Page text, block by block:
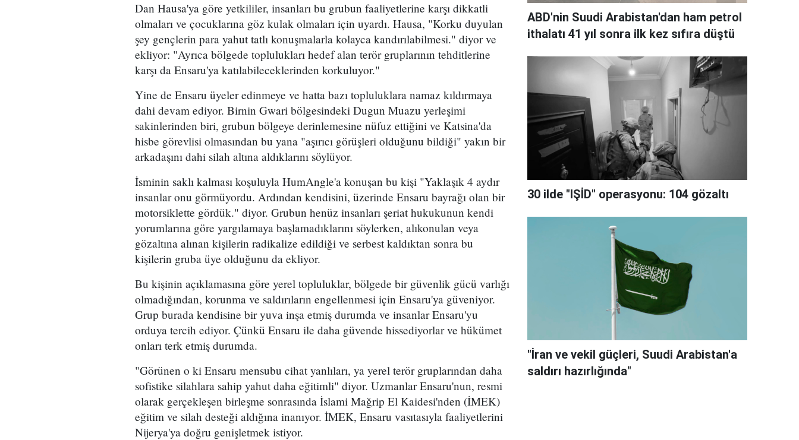
Dan Hausa'ya göre yetkililer, insanları bu grubun faaliyetlerine karşı dikkatli
olmaları ve çocuklarına göz kulak olmaları için uyardı. Hausa, "Korku duyulan
şey gençlerin para yahut tatlı konuşmalarla kolayca kandırılabilmesi." diyor ve
ekliyor: "Ayrıca bölgede toplulukları hedef alan terör gruplarının tehditlerine
karşı da Ensaru'ya katılabileceklerinden korkuluyor."
Yine de Ensaru üyeler edinmeye ve hatta bazı topluluklara namaz kıldırmaya
dahi devam ediyor. Birnin Gwari bölgesindeki Dugun Muazu yerleşimi
sakinlerinden biri, grubun bölgeye derinlemesine nüfuz ettiğini ve Katsina'da
hisbe görevlisi olmasından bu yana "aşırıcı görüşleri olduğunu bildiği" yakın bir
arkadaşını dahi silah altına aldıklarını söylüyor.
İsminin saklı kalması koşuluyla HumAngle'a konuşan bu kişi "Yaklaşık 4 aydır
insanlar onu görmüyordu. Ardından kendisini, üzerinde Ensaru bayrağı olan bir
motorsiklette gördük." diyor. Grubun henüz insanları şeriat hukukunun kendi
yorumlarına göre yargılamaya başlamadıklarını söylerken, alıkonulan veya
gözaltına alınan kişilerin radikalize edildiği ve serbest kaldıktan sonra bu
kişilerin gruba üye olduğunu da ekliyor.
Bu kişinin açıklamasına göre yerel topluluklar, bölgede bir güvenlik gücü varlığı
olmadığından, korunma ve saldırıların engellenmesi için Ensaru'ya güveniyor.
Grup burada kendisine bir yuva inşa etmiş durumda ve insanlar Ensaru'yu
orduya tercih ediyor. Çünkü Ensaru ile daha güvende hissediyorlar ve hükümet
onları terk etmiş durumda.
"Görünen o ki Ensaru mensubu cihat yanlıları, ya yerel terör gruplarından daha
sofistike silahlara sahip yahut daha eğitimli" diyor. Uzmanlar Ensaru'nun, resmi
olarak gerçekleşen birleşme sonrasında İslami Mağrip El Kaidesi'nden (İMEK)
eğitim ve silah desteği aldığına inanıyor. İMEK, Ensaru vasıtasıyla faaliyetlerini
Nijerya'ya doğru genişletmek istiyor.
ABD'nin Suudi Arabistan'dan ham petrol
ithalatı 41 yıl sonra ilk kez sıfıra düştü
30 ilde "IŞİD" operasyonu: 104 gözaltı
"İran ve vekil güçleri, Suudi Arabistan'a
saldırı hazırlığında"